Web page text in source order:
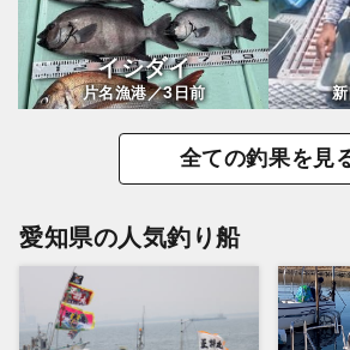
イシダイ
片名漁港／3日前
全ての釣果を見
愛知県の人気釣り船